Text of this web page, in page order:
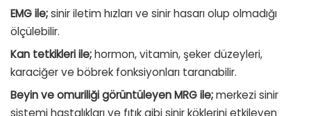
EMG ile;sinir iletim hızları ve sinir hasarı olup olmadığı
ölçülebilir.
Kan tetkikleri ile;hormon, vitamin, şeker düzeyleri,
karaciğer ve böbrek fonksiyonları taranabilir.
Beyin ve omuriliği görüntüleyen MRG ile;merkezi sinir